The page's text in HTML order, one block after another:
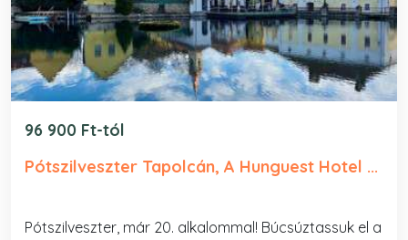
96 900 Ft-tól
Pótszilveszter Tapolcán, A Hunguest Hotel ...
Pótszilveszter, már 20. alkalommal! Búcsúztassuk el a